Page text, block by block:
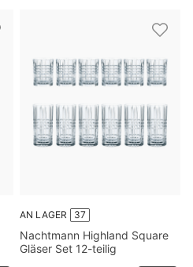
AN LAGER 37
Nachtmann Highland Square
Gläser Set 12-teilig